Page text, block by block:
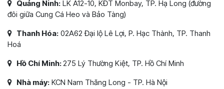
Quảng Ninh: LK A12-10, KĐT Monbay, TP. Hạ Long (đường
đôi giữa Cung Cá Heo và Bảo Tàng)
Thanh Hóa: 02A62 Đại lộ Lê Lợi, P. Hạc Thành, TP. Thanh
Hoá
Hồ Chí Minh:275 Lý Thường Kiệt, TP. Hồ Chí Minh
Nhà máy: KCN Nam Thăng Long - TP. Hà Nội